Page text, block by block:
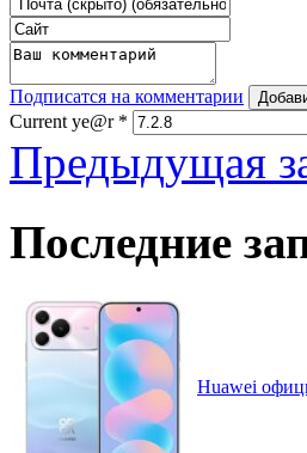
Подписатся на комментарии
Current ye@r *
Предыдущая
Последние
Huawei